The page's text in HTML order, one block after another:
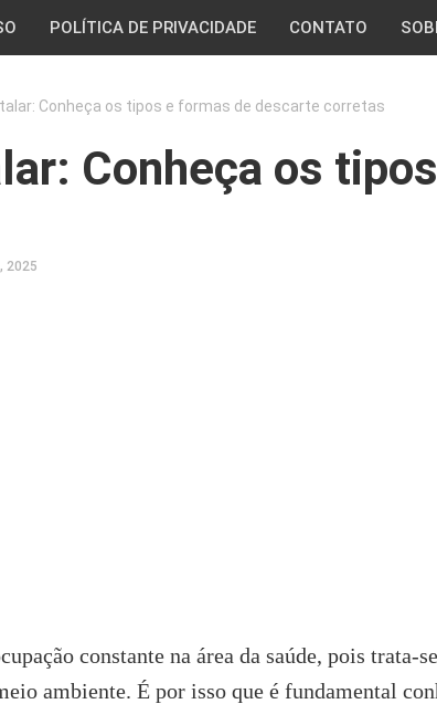
POLÍTICA DE PRIVACIDADE CONTATO
Conheça os tipos e formas de descarte corretas
Conheça os
2025
constante na área da saúde, pois trata-
ambiente. É por isso que é fundamental